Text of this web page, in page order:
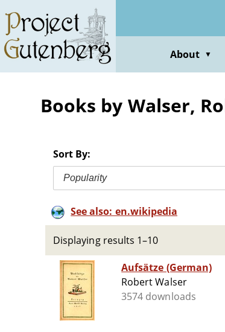
main
content
About ▼
Books by Walser,
Sort By:
Popularity
See also: en.wikipedia
Displaying results 1–10
Aufsätze (German)
Robert Walser
3574 downloads